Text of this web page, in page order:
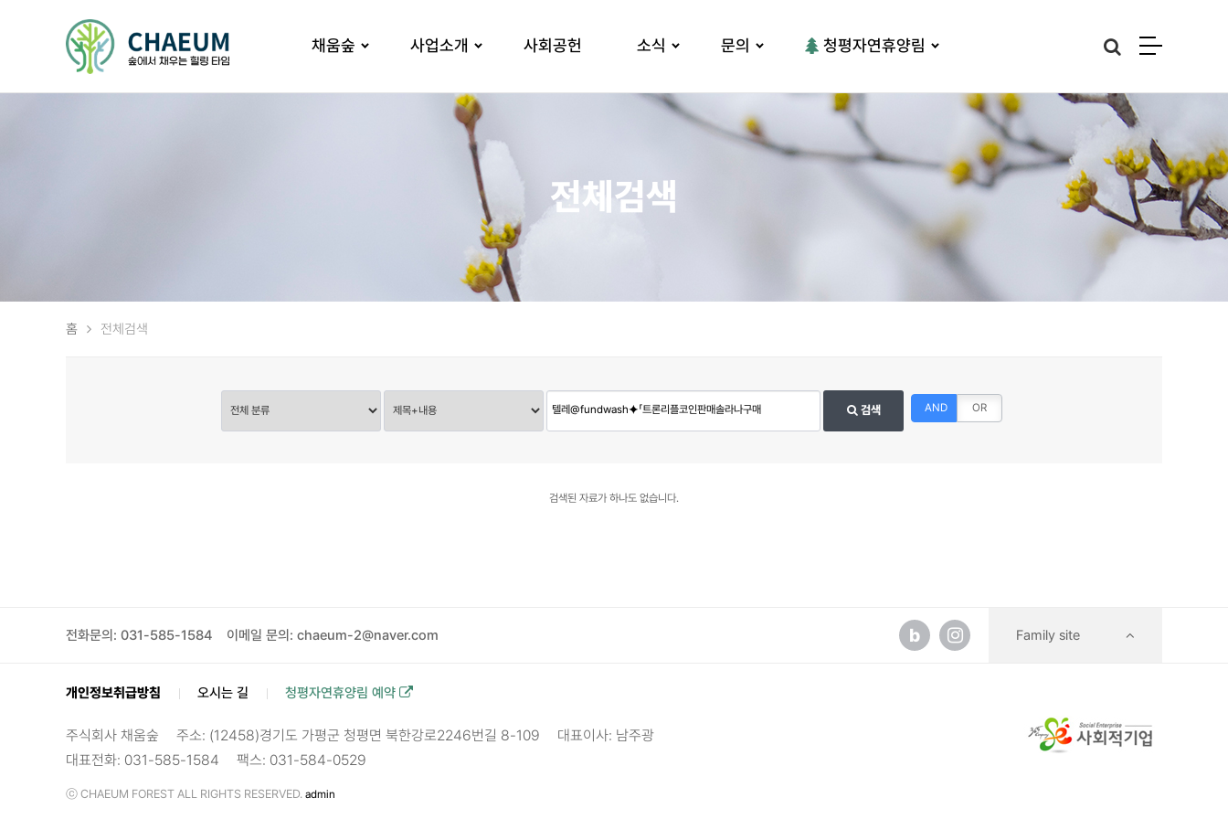
채움숲 사업소개 사회공헌 소식 문의 청평자연휴양림
전체검색
홈 전체검색
검색 AND OR
검색된 자료가 하나도 없습니다.
전화문의: 031-585-1584 이메일 문의: chaeum-2@naver.com b Family site
개인정보취급방침 오시는 길 청평자연휴양림 예약
주식회사 채움숲 주소: (12458)경기도 가평군 청평면 북한강로2246번길 8-109
대표이사: 남주광
대표전화: 031-585-1584
팩스: 031-584-0529
ⓒ CHAEUM FOREST ALL RIGHTS RESERVED. admin